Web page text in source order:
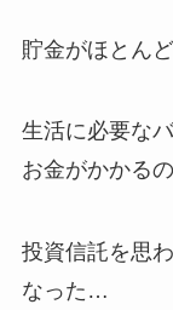
貯金がほとん
生活に必要な
お金がかかる
投資信託を思
なった…